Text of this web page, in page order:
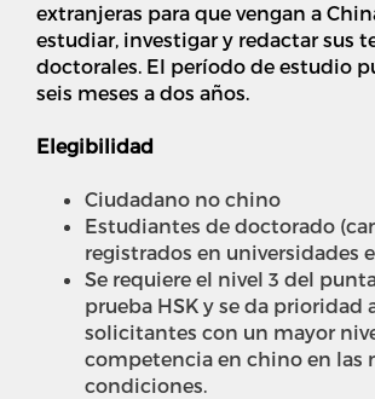
extranjeras para que vengan a
estudiar, investigar y redactar sus
doctorales. El período de estudio
seis meses a dos años.
Elegibilidad
Ciudadano no chino
Estudiantes de doctorado
registrados en universidades
Se requiere el nivel 3 del
prueba HSK y se da prioridad
solicitantes con un mayor
competencia en chino en las
condiciones.